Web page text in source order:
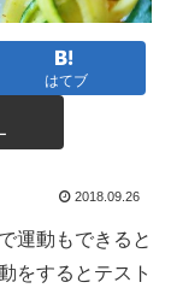
はてブ
2018.09.26
運動もできると
をするとテスト